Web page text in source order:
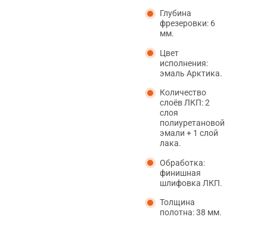
Глубина
фрезеровки: 6
мм.
Цвет
исполнения:
эмаль Арктика.
Количество
слоёв ЛКП: 2
слоя
полиуретановой
эмали + 1 слой
лака.
Обработка:
финишная
шлифовка ЛКП.
Толщина
полотна: 38 мм.